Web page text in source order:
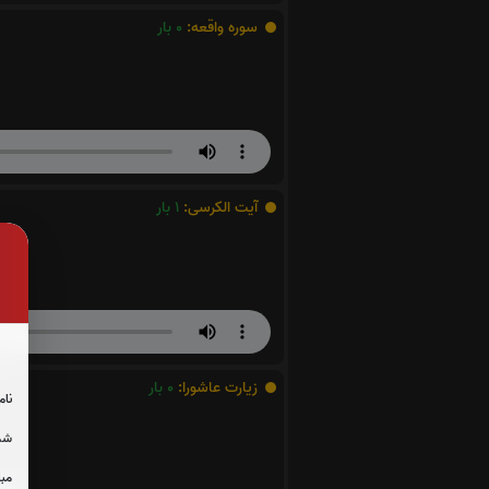
سوره واقعه: 0 بار
آیت الکرسی: 1 بار
زیارت عاشورا: 0 بار